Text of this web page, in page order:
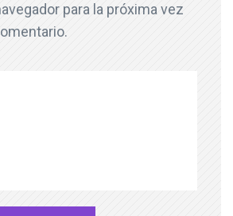
para la próxima vez